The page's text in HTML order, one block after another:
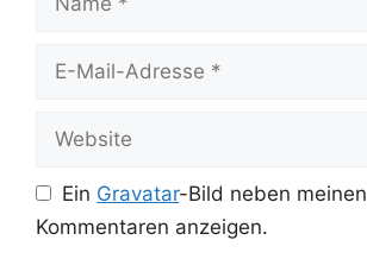
Website
Ein Gravatar-Bild neben meinen
Kommentaren anzeigen.